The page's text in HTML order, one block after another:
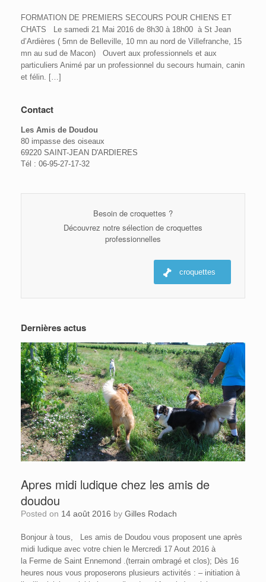
FORMATION DE PREMIERS SECOURS POUR CHIENS ET
CHATS Le samedi 21 Mai 2016 de 8h30 à 18h00 à St Jean
d’Ardières ( 5mn de Belleville, 10 mn au nord de Villefranche, 15
mn au sud de Macon) Ouvert aux professionnels et aux
particuliers Animé par un professionnel du secours humain, canin
et félin. […]
Contact
Les Amis de Doudou
80 impasse des oiseaux
69220 SAINT-JEAN D'ARDIERES
Tél : 06-95-27-17-32
Besoin de croquettes ?
Découvrez notre sélection de croquettes
professionnelles
croquettes
Dernières actus
Apres midi ludique chez les amis de
doudou
Posted on 14 août 2016 by Gilles Rodach
Bonjour à tous, Les amis de Doudou vous proposent une après
midi ludique avec votre chien le Mercredi 17 Aout 2016 à
la Ferme de Saint Ennemond .(terrain ombragé et clos); Dès 16
heures nous vous proposerons plusieurs activités : – initiation à